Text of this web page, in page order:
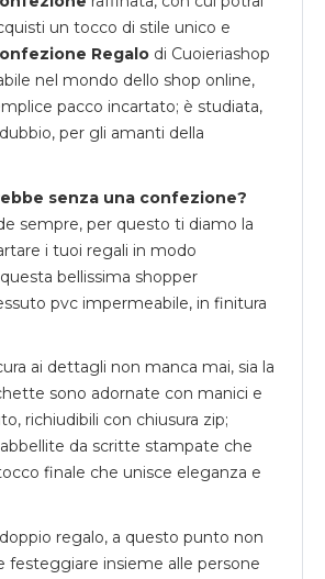
un tocco di stile unico e
Regalo di Cuoieriashop
nel mondo dello shop online,
pacco incartato; è studiata,
per gli amanti della
senza una confezione?
sempre, per questo ti diamo la
i tuoi regali in modo
bellissima shopper
pvc impermeabile, in finitura
ai dettagli non manca mai, sia la
sono adornate con manici e
richiudibili con chiusura zip;
da scritte stampate che
finale che unisce eleganza e
regalo, a questo punto non
festeggiare insieme alle persone